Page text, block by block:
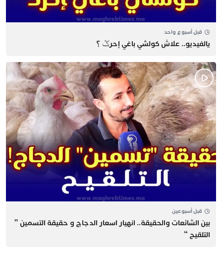
قبل أسبوع واحد
يالفيديو.. علاش كولشي باغي إحرݣ ؟
قبل أسبوعين
بين الشائعات والحقيقة.. انهيار اسعار الدجاج و حقيقة التسمين ”
التلقيح “